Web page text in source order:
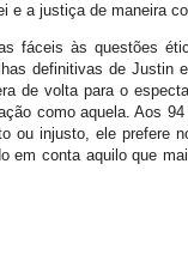
e a justiça de maneira
fáceis às questões
definitivas de Justin
de volta para o
como aquela. Aos
ou injusto, ele prefere
em conta aquilo que